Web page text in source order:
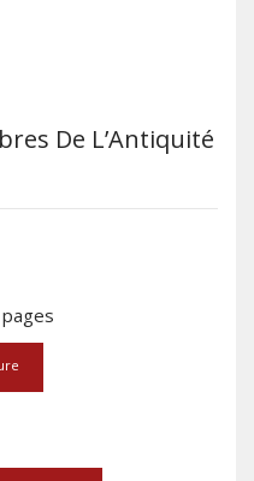
De L’Antiquité